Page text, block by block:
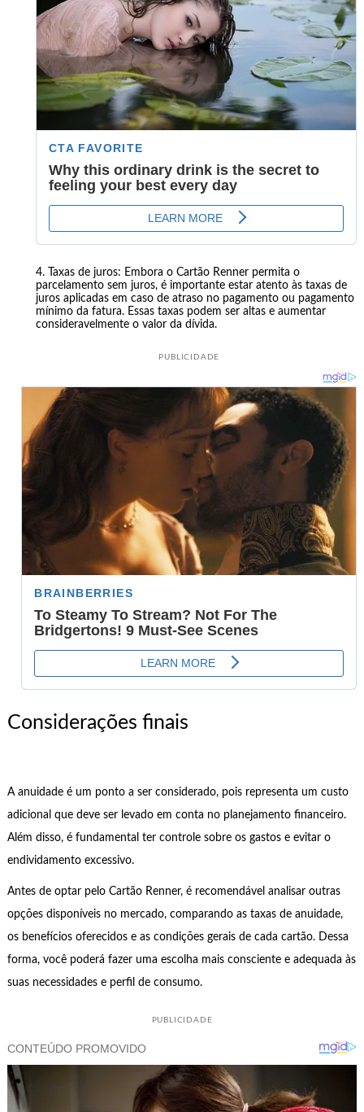
Taxas de juros: Embora o Cartão Renner permita o
parcelamento sem juros, é importante estar atento às taxas de
juros aplicadas em caso de atraso no pagamento ou pagamento
mínimo da fatura. Essas taxas podem ser altas e aumentar
consideravelmente o valor da dívida.
PUBLICIDADE
Considerações finais
A anuidade é um ponto a ser considerado, pois representa um custo
adicional que deve ser levado em conta no planejamento financeiro.
Além disso, é fundamental ter controle sobre os gastos e evitar o
endividamento excessivo.
Antes de optar pelo Cartão Renner, é recomendável analisar outras
opções disponíveis no mercado, comparando as taxas de anuidade,
os benefícios oferecidos e as condições gerais de cada cartão. Dessa
forma, você poderá fazer uma escolha mais consciente e adequada às
suas necessidades e perfil de consumo.
PUBLICIDADE